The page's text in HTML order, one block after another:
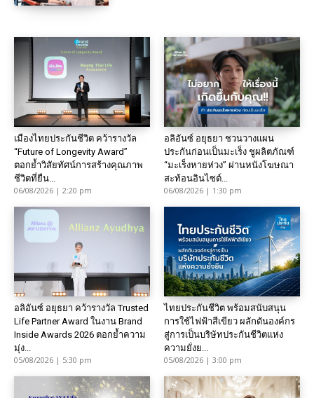
เมืองไทยประกันชีวิต คว้ารางวัล
“Future of Longevity Award”
ตอกย้ำวิสัยทัศน์การสร้างคุณภาพ
ชีวิตที่ยืน...
06/08/2026 | 2:20 pm
อลิอันซ์ อยุธยา ชวนวางแผน
ประกันก่อนเป็นมะเร็ง ชูผลิตภัณฑ์
“มะเร็งหายห่วง” ผ่านหนังโฆษณา
สะท้อนอินไซต์...
06/08/2026 | 1:30 pm
อลิอันซ์ อยุธยา คว้ารางวัล Trusted
Life Partner Award ในงาน Brand
Inside Awards 2026 ตอกย้ำความ
มุ่ง...
05/08/2026 | 5:30 pm
ไทยประกันชีวิต พร้อมสนับสนุน
การใช้ไฟฟ้าสีเขียว ผลักดันองค์กร
สู่การเป็นบริษัทประกันชีวิตแห่ง
ความยั่งย...
05/08/2026 | 3:00 pm